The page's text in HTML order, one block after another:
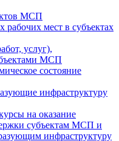
МСП
мест в субъектах
услуг),
МСП
состояние
инфраструктуру
на оказание
субъектам МСП и
инфраструктуру